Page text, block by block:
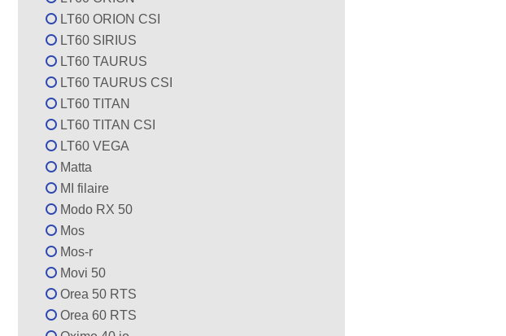
LT60 ORION CSI
LT60 SIRIUS
LT60 TAURUS
LT60 TAURUS CSI
LT60 TITAN
LT60 TITAN CSI
LT60 VEGA
Matta
MI filaire
Modo RX 50
Mos
Mos-r
Movi 50
Orea 50 RTS
Orea 60 RTS